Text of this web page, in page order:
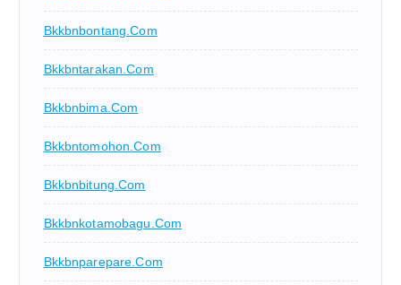
Bkkbnbontang.com
Bkkbntarakan.com
Bkkbnbima.com
Bkkbntomohon.com
Bkkbnbitung.com
Bkkbnkotamobagu.com
Bkkbnparepare.com